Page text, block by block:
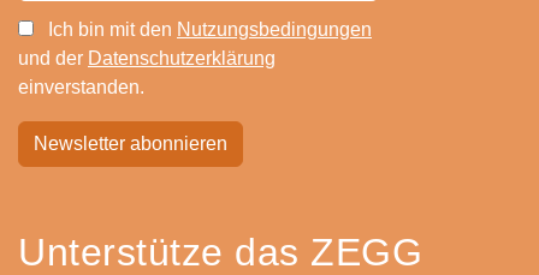
Ich bin mit den Nutzungsbedingungen
und der Datenschutzerklärung
einverstanden.
Unterstütze das ZEGG